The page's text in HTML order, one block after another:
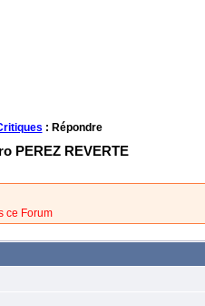
: Répondre
PEREZ REVERTE
ce Forum